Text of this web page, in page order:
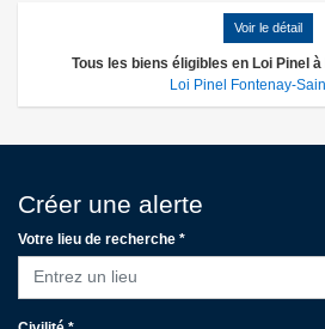
Voir le détail
Tous les biens éligibles en Loi Pinel
Loi Pinel Fontenay-
Créer une alerte
Votre lieu de recherche *
Entrez un lieu